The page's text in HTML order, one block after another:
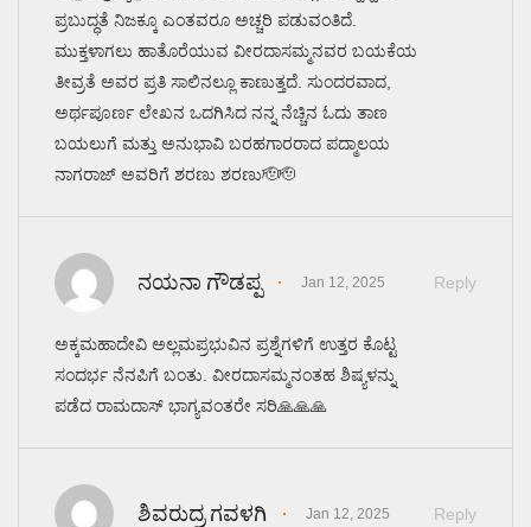
ಪ್ರಬುದ್ಧತೆ ನಿಜಕ್ಕೂ ಎಂತವರೂ ಅಚ್ಚರಿ ಪಡುವಂತಿದೆ.
ಮುಕ್ತಳಾಗಲು ಹಾತೊರೆಯುವ ವೀರದಾಸಮ್ಮನವರ ಬಯಕೆಯ
ತೀವ್ರತೆ ಅವರ ಪ್ರತಿ ಸಾಲಿನಲ್ಲೂ ಕಾಣುತ್ತದೆ. ಸುಂದರವಾದ,
ಅರ್ಥಪೂರ್ಣ ಲೇಖನ ಒದಗಿಸಿದ ನನ್ನ ನೆಚ್ಚಿನ ಓದು ತಾಣ
ಬಯಲುಗೆ ಮತ್ತು ಅನುಭಾವಿ ಬರಹಗಾರರಾದ ಪದ್ಮಾಲಯ
ನಾಗರಾಜ್ ಅವರಿಗೆ ಶರಣು ಶರಣು🫡🫡
ನಯನಾ ಗೌಡಪ್ಪ Jan 12, 2025 Reply
ಅಕ್ಕಮಹಾದೇವಿ ಅಲ್ಲಮಪ್ರಭುವಿನ ಪ್ರಶ್ನೆಗಳಿಗೆ ಉತ್ತರ ಕೊಟ್ಟ
ಸಂದರ್ಭ ನೆನಪಿಗೆ ಬಂತು. ವೀರದಾಸಮ್ಮನಂತಹ ಶಿಷ್ಯಳನ್ನು
ಪಡೆದ ರಾಮದಾಸ್ ಭಾಗ್ಯವಂತರೇ ಸರಿ🙏🙏🙏
ಶಿವರುದ್ರ ಗವಳಗಿ Jan 12, 2025 Reply